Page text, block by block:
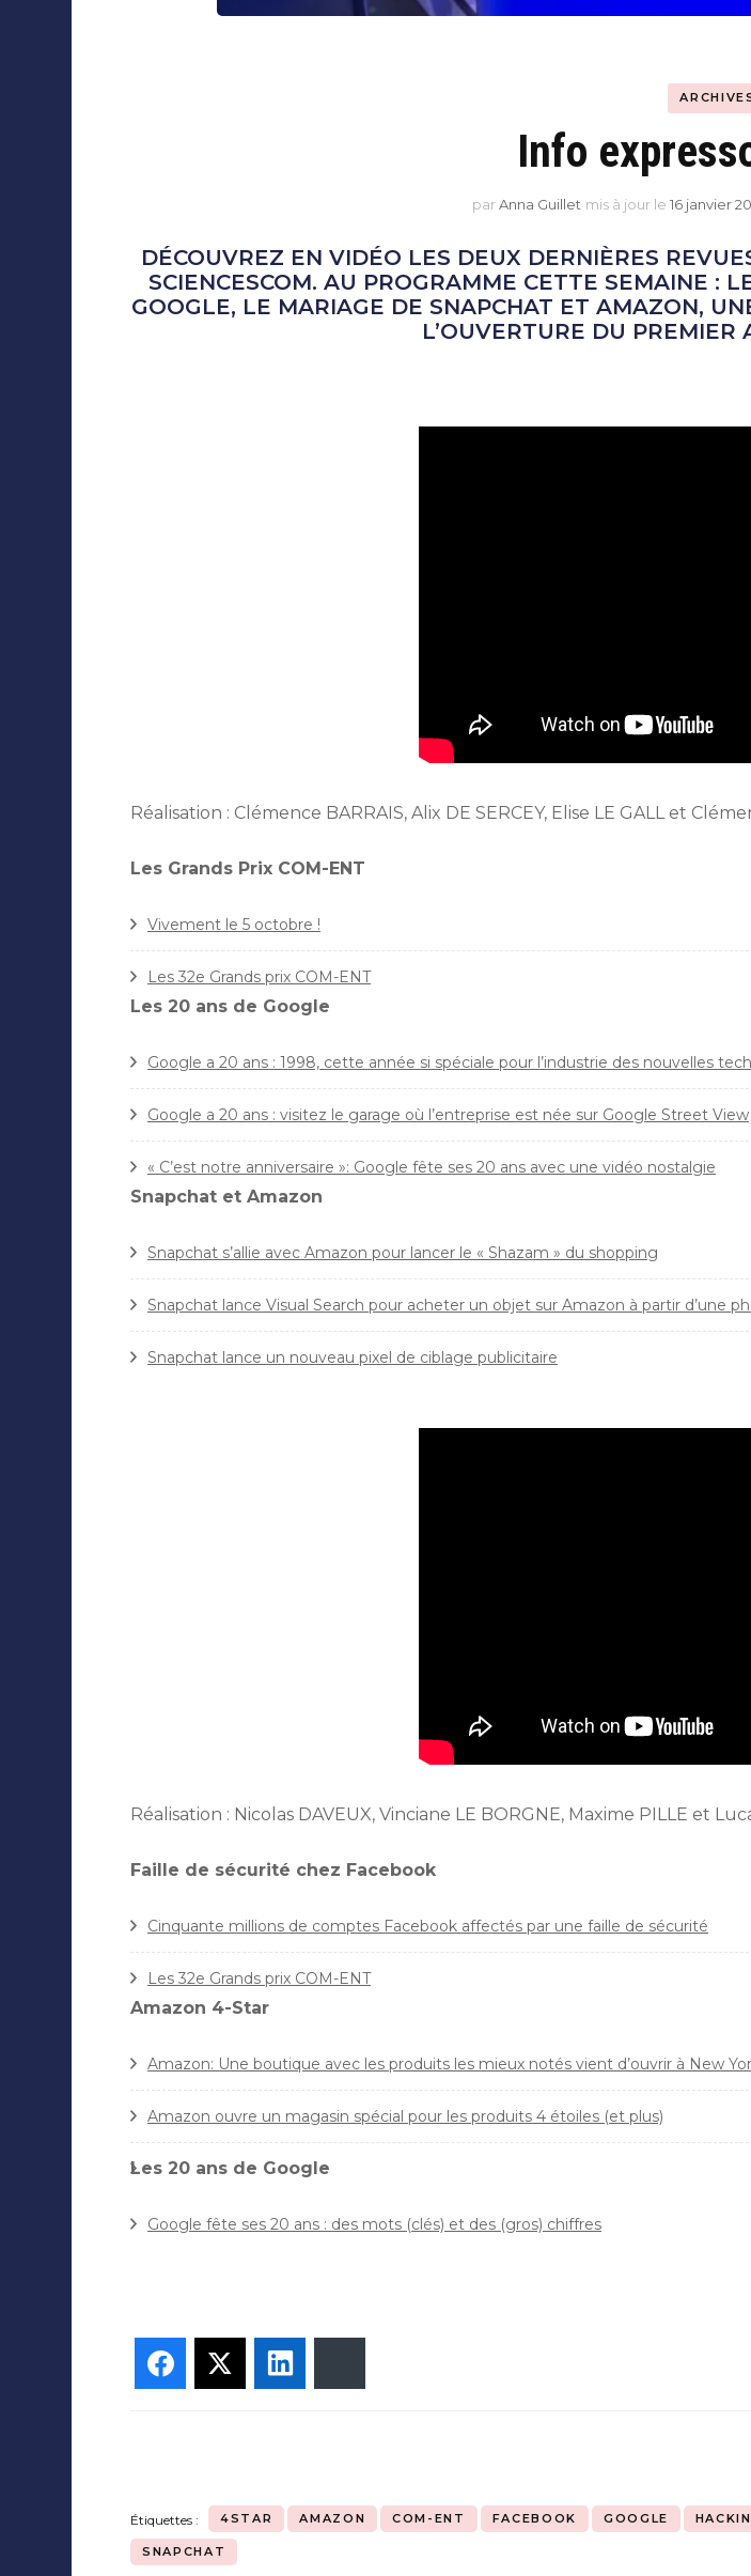
Info
parAnna Guillet mis à jour le 16 janvier
DÉCOUVREZ EN VIDÉO LES DEUX DERNIÈRES
SCIENCESCOM. AU PROGRAMME CETTE SEMAINE :
GOOGLE, LE MARIAGE DE SNAPCHAT ET AMAZON,
L’OUVERTURE DU PREMIER
Réalisation : Clémence BARRAIS, Alix DE SERCEY, Elise LE GALL et
Les Grands Prix COM-ENT
Vivement le 5 octobre !
Les 32e Grands prix COM-ENT
Les 20 ans de Google
Google a 20 ans : 1998, cette année si spéciale pour l’industrie des nouvelles
Google a 20 ans : visitez le garage où l’entreprise est née sur Google Street View
« C’est notre anniversaire »: Google fête ses 20 ans avec une vidéo nostalgie
Snapchat et Amazon
Snapchat s’allie avec Amazon pour lancer le « Shazam » du shopping
Snapchat lance Visual Search pour acheter un objet sur Amazon à partir d’une
Snapchat lance un nouveau pixel de ciblage publicitaire
Réalisation : Nicolas DAVEUX, Vinciane LE BORGNE, Maxime PILLE et
Faille de sécurité chez Facebook
Cinquante millions de comptes Facebook affectés par une faille de sécurité
Les 32e Grands prix COM-ENT
Amazon 4-Star
Amazon: Une boutique avec les produits les mieux notés vient d’ouvrir à New
Amazon ouvre un magasin spécial pour les produits 4 étoiles (et plus)
Les 20 ans de Google
Google fête ses 20 ans : des mots (clés) et des (gros) chiffres
FacebookTwitter
Étiquettes : 4STAR AMAZON COM-ENT FACEBOOK GOOGLE
SNAPCHAT